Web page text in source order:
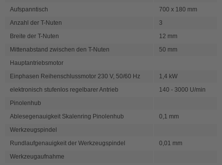
Aufspanntisch
700 x 180 mm
Anzahl der T-Nuten
3
Breite der T-Nuten
12 mm
Mittenabstand zwischen den T-Nuten
50 mm
Hauptantriebsmotor
Einphasen Reihenschlussmotor 230 V, 50/60 Hz
1,4 kW
elektronisch stufenlos regelbarer Antrieb
140 - 3000 U/min
Pinolenhub
Ablesegenauigkeit Skalenring Pinolenhub
0,1 mm
Werkzeugspindel
Rundlaufgenauigkeit der Werkzeugspindel
0,01 mm
Werkzeugaufnahme